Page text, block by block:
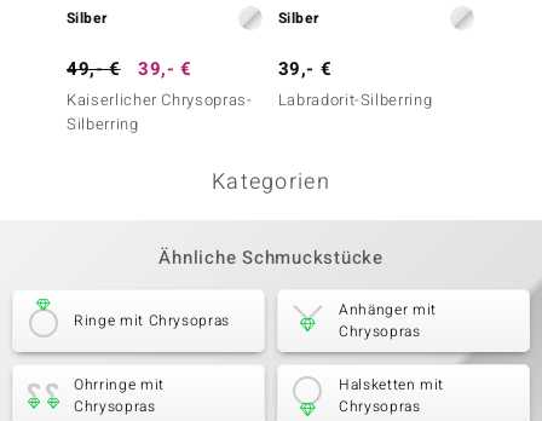
Silber
49,- € 39,- €
Kaiserlicher Chrysopras-
Silberring
Silber
39,- €
Labradorit-Silberring
Kategorien
Ähnliche Schmuckstücke
Ringe mit Chrysopras
Anhänger mit
Chrysopras
Ohrringe mit
Chrysopras
Halsketten mit
Chrysopras